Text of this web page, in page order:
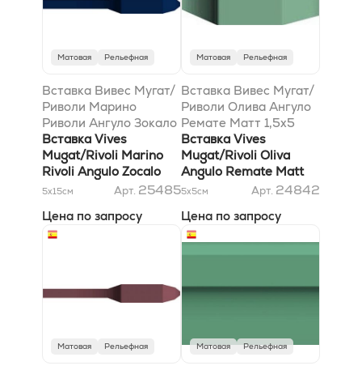
Матовая Рельефная
Вставка Вивес Мугат/
Риволи Марино
Риволи Ангуло Зокало
Матт 1,5x15
Вставка Vives
Mugat/Rivoli Marino
Rivoli Angulo Zocalo
Matt 1,5x15
5x15см Арт. 25485
Цена по запросу
Матовая Рельефная
Вставка Вивес Мугат/
Риволи Олива Ангуло
Ремате Матт 1,5x5
Вставка Vives
Mugat/Rivoli Oliva
Angulo Remate Matt
1,5x5
5x5см Арт. 24842
Цена по запросу
Матовая Рельефная Матовая Рельефная